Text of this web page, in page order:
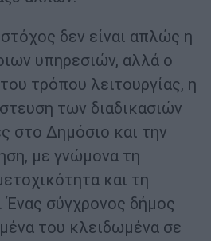
δεν είναι απλώς η
υπηρεσιών, αλλά ο
τρόπου λειτουργίας, η
των διαδικασιών
στο Δημόσιο και την
με γνώμονα τη
και τη
Ένας σύγχρονος δήμος
του κλειδωμένα σε